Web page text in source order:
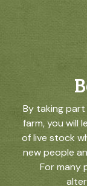
By taking
farm, you will
of live stock
new people
For many